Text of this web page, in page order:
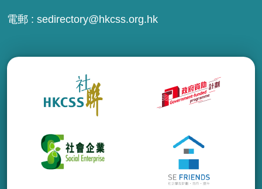
電郵 : sedirectory@hkcss.org.hk